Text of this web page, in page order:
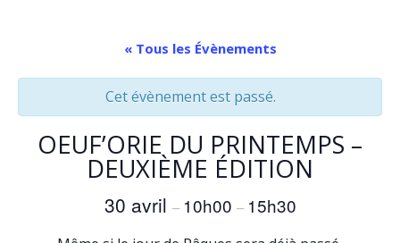
contenu
« Tous les Évènements
Cet évènement est passé.
OEUF’ORIE DU PRINTEMPS –
DEUXIÈME ÉDITION
30 avril – 10h00 – 15h30